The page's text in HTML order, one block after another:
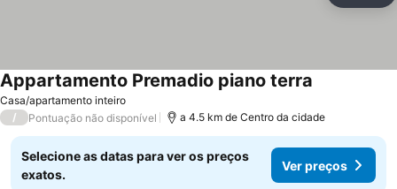
Casa/apartamento inteiro
Appartamento Premadio piano terra
/ Pontuação não disponível a 4.5 km de Centro da cidade
Selecione as datas para ver os preços
exatos.
Ver preços